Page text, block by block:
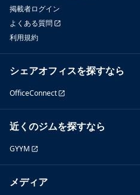
掲載者ログイン
よくある質問
利用規約
シェアオフィスを探すなら
OfficeConnect
近くのジムを探すなら
GYYM
メディア